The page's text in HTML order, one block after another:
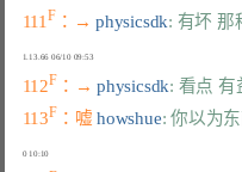
111 F ：→ physicsdk: 有坏 那
1.13.66 06/10 09:53
112F ：→ physicsdk: 看点 有
113F ：嘘 howshue: 你以为